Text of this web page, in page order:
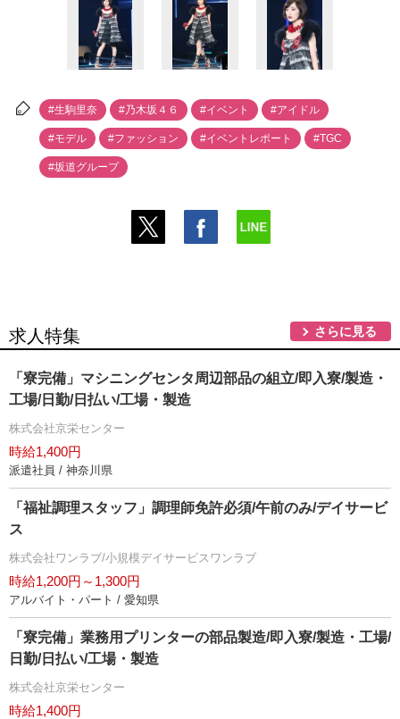
#生駒里奈 #乃木坂４６ #イベント #アイドル
#モデル #ファッション #イベントレポート #TGC
#坂道グループ
求人特集 さらに見る
「寮完備」マシニングセンタ周辺部品の組立/即入寮/製造・
工場/日勤/日払い/工場・製造
株式会社京栄センター
時給1,400円
派遣社員 / 神奈川県
「福祉調理スタッフ」調理師免許必須/午前のみ/デイサービ
ス
株式会社ワンラブ/小規模デイサービスワンラブ
時給1,200円～1,300円
アルバイト・パート / 愛知県
「寮完備」業務用プリンターの部品製造/即入寮/製造・工場/
日勤/日払い/工場・製造
株式会社京栄センター
時給1,400円